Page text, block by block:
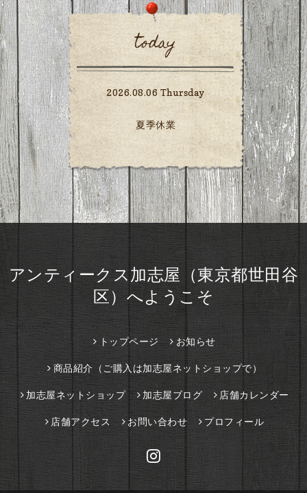
today
2026.08.06 Thursday
夏季休業
アンティークス加志屋（東京都世田谷
区）へようこそ
トップページ お知らせ
商品紹介（ご購入は加志屋ネットショップで）
加志屋ネットショップ 加志屋ブログ 店舗カレンダー
店舗アクセス お問い合わせ プロフィール